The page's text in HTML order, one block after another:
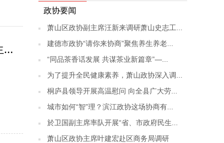
...
政协要闻
萧山区政协副主席汪新来调研萧山史志工...
建德市政协“请你来协商”聚焦养生养老...
“同品茶香话发展 共谋茶业新篇章”—...
为了提升全民健康素养，萧山政协深入调...
桐庐县领导开展高温慰问 向全县广大劳...
城市如何“智”理？滨江政协这场协商有...
於卫国副主席率队开展“省、市政府民生...
萧山区政协主席叶建宏赴区商务局调研